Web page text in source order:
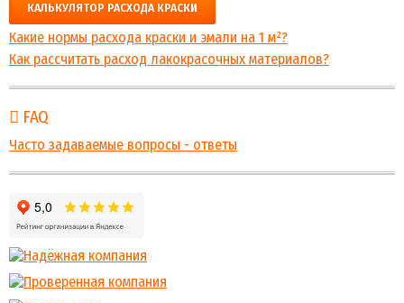
КАЛЬКУЛЯТОР РАСХОДА КРАСКИ
Какие нормы расхода краски и эмали на 1 м²?
Как рассчитать расход лакокрасочных материалов?
FAQ
Часто задаваемые вопросы - ответы